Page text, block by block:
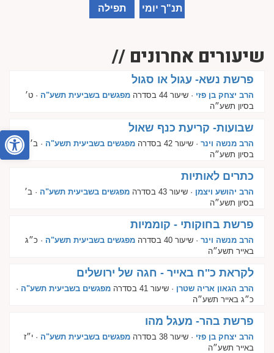
תנ"ך יומי תפילה
שיעורים אחרונים //
פרשת נשא- עגול או סגול
הרב יצחק בן פזי · שיעור 44 בסדרה מפגשים בשביעית תשע"ה · ט׳
בסיון תשע״ה
שבועות- קריעת כנף שאול
הרב מנשה וינר · שיעור 42 בסדרה מפגשים בשביעית תשע"ה · ב׳
בסיון תשע״ה
כתרים לאותיות
הרב יהושע ויצמן · שיעור 43 בסדרה מפגשים בשביעית תשע"ה · ב׳
בסיון תשע״ה
פרשת בחוקותי - קוממיות
הרב מנשה וינר · שיעור 40 בסדרה מפגשים בשביעית תשע"ה · כ״ג
באייר תשע״ה
לקראת כ''ח באייר - חגה של ירושלים
הרב הגאון אריה שטרן · שיעור 41 בסדרה מפגשים בשביעית תשע"ה ·
כ״ג באייר תשע״ה
פרשת בהר- מעגל מהו
הרב יצחק בן פזי · שיעור 38 בסדרה מפגשים בשביעית תשע"ה · י״ז
באייר תשע״ה
פתח